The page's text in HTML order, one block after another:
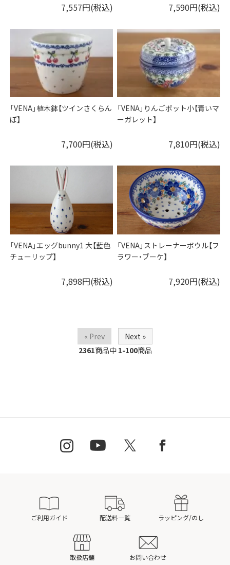
7,557円(税込) 7,590円(税込)
「VENA」植木鉢【ツインさくらん
ぼ】
7,700円(税込)
「VENA」りんごポット小【青いマ
ーガレット】
7,810円(税込)
「VENA」エッグbunny1 大【藍色
チューリップ】
7,898円(税込)
「VENA」ストレーナーボウル【フ
ラワー・ブーケ】
7,920円(税込)
« Prev
Next »
2361商品中 1-100商品
ご利用ガイド 配送料一覧 ラッピング/のし
取扱店舗 お問い合わせ